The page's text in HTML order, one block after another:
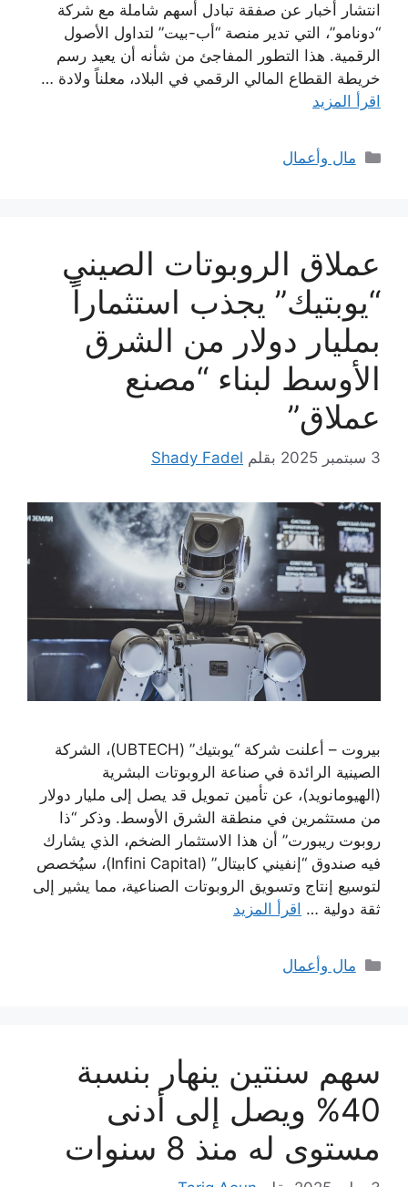
انتشار أخبار عن صفقة تبادل أسهم شاملة مع شركة
“دونامو”، التي تدير منصة “أب-بيت” لتداول الأصول
الرقمية. هذا التطور المفاجئ من شأنه أن يعيد رسم
خريطة القطاع المالي الرقمي في البلاد، معلناً ولادة …
اقرأ المزيد
التصنيفات
مال وأعمال
عملاق الروبوتات الصيني
“يوبتيك” يجذب استثماراً
بمليار دولار من الشرق
الأوسط لبناء “مصنع
عملاق”
3 سبتمبر 2025 بقلم Shady Fadel
بيروت – أعلنت شركة “يوبتيك” (UBTECH)، الشركة
الصينية الرائدة في صناعة الروبوتات البشرية
(الهيومانويد)، عن تأمين تمويل قد يصل إلى مليار دولار
من مستثمرين في منطقة الشرق الأوسط. وذكر “ذا
روبوت ريبورت” أن هذا الاستثمار الضخم، الذي يشارك
فيه صندوق “إنفيني كابيتال” (Infini Capital)، سيُخصص
لتوسيع إنتاج وتسويق الروبوتات الصناعية، مما يشير إلى
ثقة دولية … اقرأ المزيد
التصنيفات
مال وأعمال
سهم سنتين ينهار بنسبة
40% ويصل إلى أدنى
مستوى له منذ 8 سنوات